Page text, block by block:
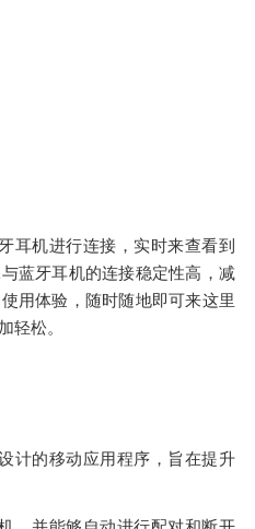
耳机进行连接，实时来查看到
蓝牙耳机的连接稳定性高，减
用体验，随时随地即可来这里
轻松。
计的移动应用程序，旨在提升